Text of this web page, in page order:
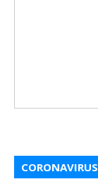
CORONAVIRUS